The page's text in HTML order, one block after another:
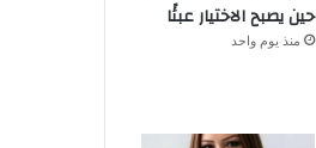
حين يصبح الاختيار عبئًا
منذ يوم واحد